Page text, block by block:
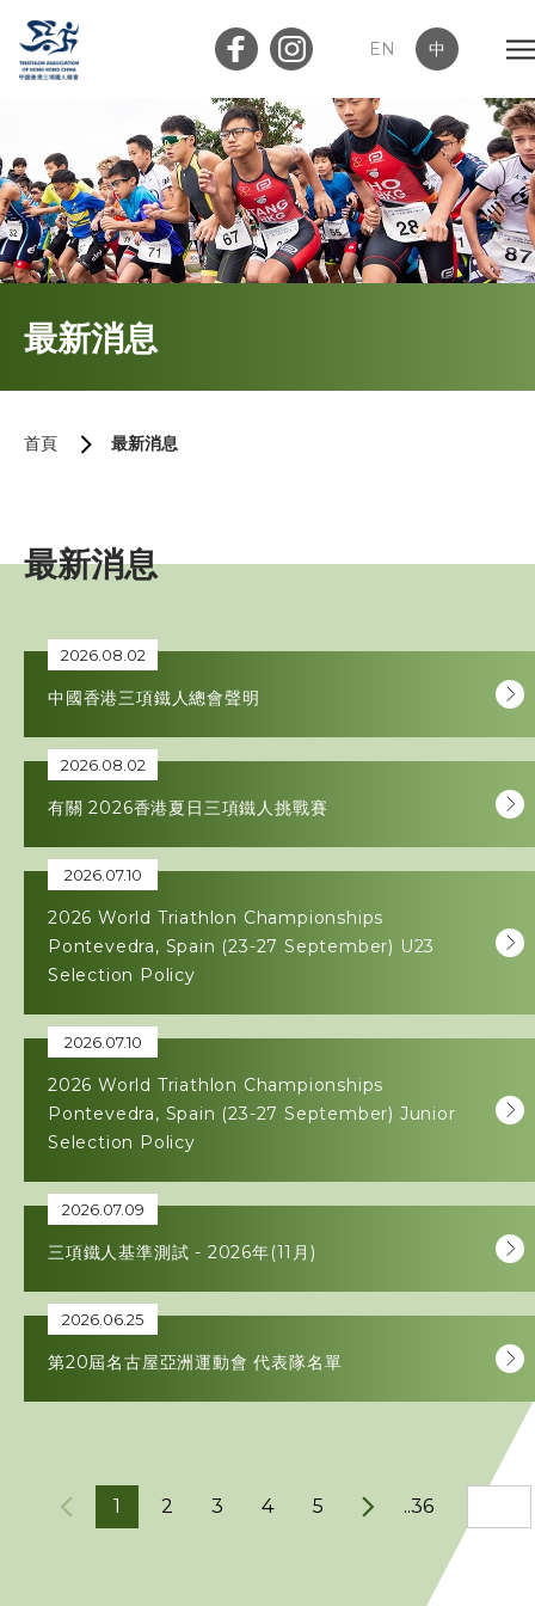
EN 中
會員登入 屬會登入
首頁
三項鐵人代表隊
工作人員
贊助商 / 宣傳
最新消息
首頁 最新消息
最新消息
2026.08.02
中國香港三項鐵人總會聲明
2026.08.02
有關 2026香港夏日三項鐵人挑戰賽
2026.07.10
2026 World Triathlon Championships
Pontevedra, Spain (23-27 September) U23
Selection Policy
2026.07.10
2026 World Triathlon Championships
Pontevedra, Spain (23-27 September) Junior
Selection Policy
2026.07.09
三項鐵人基準測試 - 2026年(11月)
2026.06.25
第20屆名古屋亞洲運動會 代表隊名單
1 2 3 4 5 ..36